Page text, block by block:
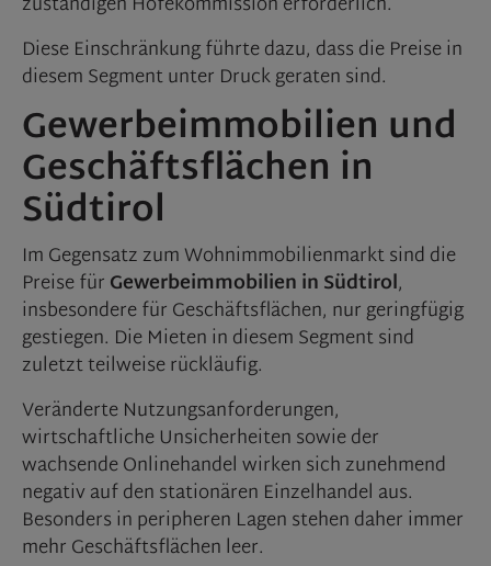
Diese Einschränkung führte dazu, dass die Preise in
diesem Segment unter Druck geraten sind.
Gewerbeimmobilien und
Geschäftsflächen in
Südtirol
Im Gegensatz zum Wohnimmobilienmarkt sind die
Preise fürGewerbeimmobilien in Südtirol,
insbesondere für Geschäftsflächen, nur geringfügig
gestiegen. Die Mieten in diesem Segment sind
zuletzt teilweise rückläufig.
Veränderte Nutzungsanforderungen,
wirtschaftliche Unsicherheiten sowie der
wachsende Onlinehandel wirken sich zunehmend
negativ auf den stationären Einzelhandel aus.
Besonders in peripheren Lagen stehen daher immer
mehr Geschäftsflächen leer.